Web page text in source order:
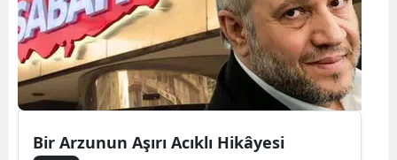
Bir Arzunun Aşırı Acıklı Hikâyesi